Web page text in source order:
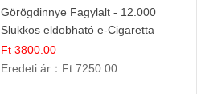
Görögdinnye Fagylalt - 12.000
Slukkos eldobható e-Cigaretta
Ft 3800.00
Eredeti ár： Ft 7250.00